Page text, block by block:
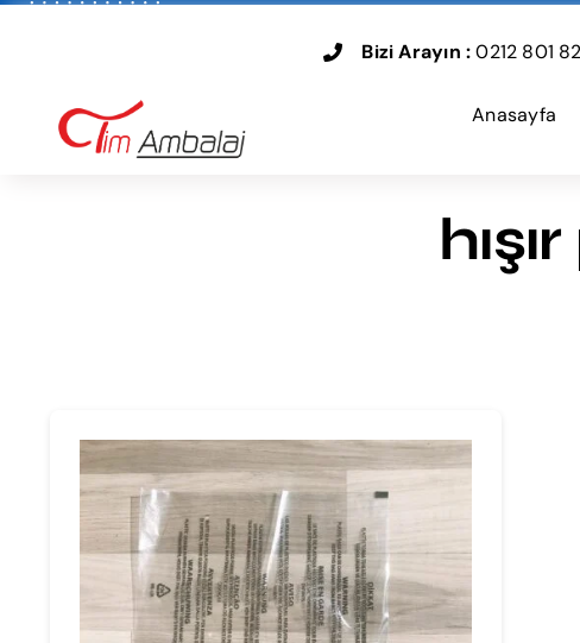
Bizi Arayın :0212 801
Anasayfa